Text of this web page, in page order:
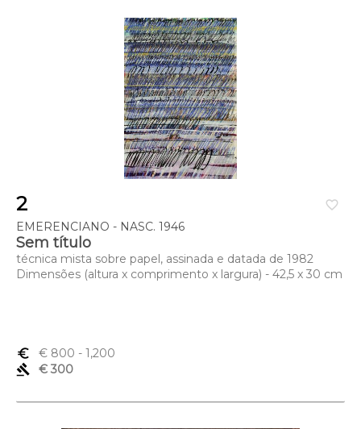
favorite_border
2
EMERENCIANO - NASC. 1946
Sem título
técnica mista sobre papel, assinada e datada de 1982
Dimensões (altura x comprimento x largura) - 42,5 x 30 cm
euro_symbol € 800 - 1,200
gavel
€ 300